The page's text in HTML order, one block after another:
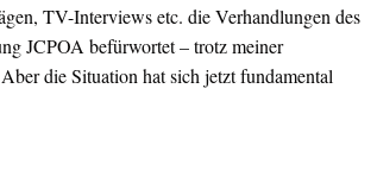
TV-Interviews etc. die Verhandlungen des
JCPOA befürwortet – trotz meiner
die Situation hat sich jetzt fundamental